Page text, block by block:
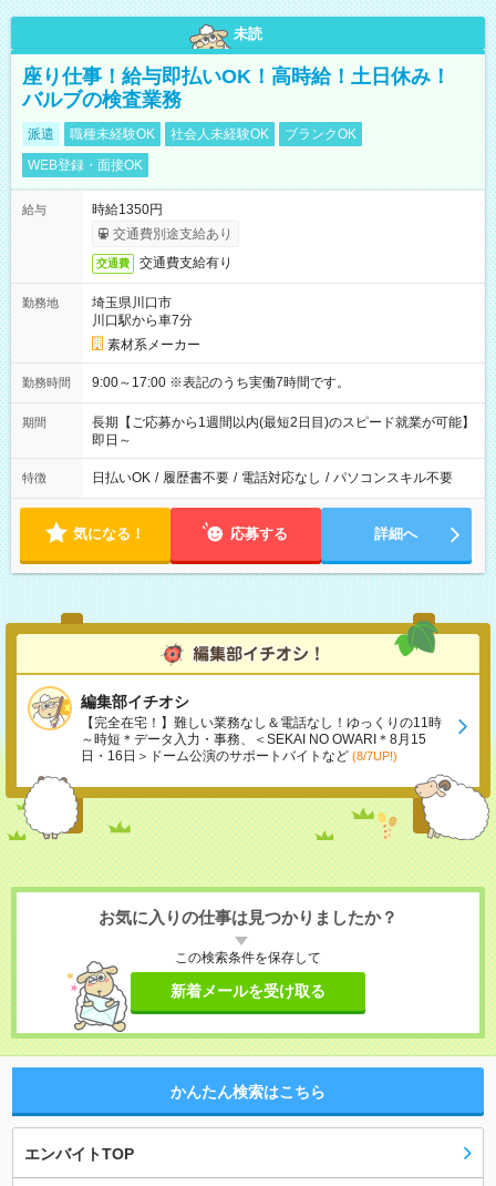
未読
座り仕事！給与即払いOK！高時給！土日休み！
バルブの検査業務
派遣 職種未経験OK 社会人未経験OK
ブランクOK
WEB登録・面接OK
給与
時給1350円
交通費別途支給あり
交通費 交通費支給有り
勤務地
埼玉県川口市
川口駅から車7分
素材系メーカー
勤務時間 9:00～17:00 ※表記のうち実働7時間です。
期間
長期【ご応募から1週間以内(最短2日目)のスピード就業が可能】
即日～
特徴 日払いOK / 履歴書不要 / 電話対応なし / パソコンスキル不要
気になる！ 応募する 詳細へ
編集部イチオシ
【完全在宅！】難しい業務なし＆電話なし！ゆっくりの11時
～時短＊データ入力・事務、＜SEKAI NO OWARI＊8月15
日・16日＞ドーム公演のサポートバイトなど (8/7UP!)
お気に入りの仕事は見つかりましたか？
この検索条件を保存して
新着メールを受け取る
かんたん検索はこちら
エンバイトTOP